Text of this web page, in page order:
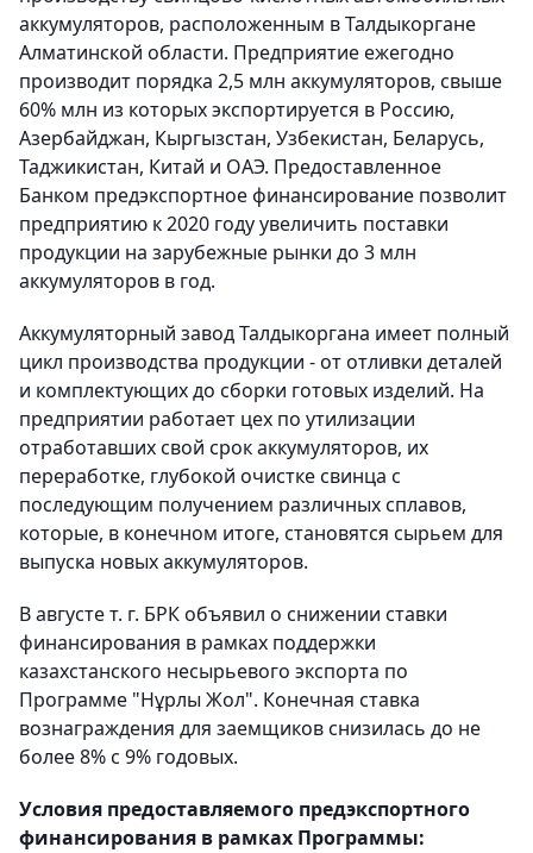
аккумуляторов, расположенным в Талдыкоргане
Алматинской области. Предприятие ежегодно
производит порядка 2,5 млн аккумуляторов, свыше
60% млн из которых экспортируется в Россию,
Азербайджан, Кыргызстан, Узбекистан, Беларусь,
Таджикистан, Китай и ОАЭ. Предоставленное
Банком предэкспортное финансирование позволит
предприятию к 2020 году увеличить поставки
продукции на зарубежные рынки до 3 млн
аккумуляторов в год.
Аккумуляторный завод Талдыкоргана имеет полный
цикл производства продукции - от отливки деталей
и комплектующих до сборки готовых изделий. На
предприятии работает цех по утилизации
отработавших свой срок аккумуляторов, их
переработке, глубокой очистке свинца с
последующим получением различных сплавов,
которые, в конечном итоге, становятся сырьем для
выпуска новых аккумуляторов.
В августе т. г. БРК объявил о снижении ставки
финансирования в рамках поддержки
казахстанского несырьевого экспорта по
Программе "Нұрлы Жол". Конечная ставка
вознаграждения для заемщиков снизилась до не
более 8% с 9% годовых.
Условия предоставляемого предэкспортного
финансирования в рамках Программы: